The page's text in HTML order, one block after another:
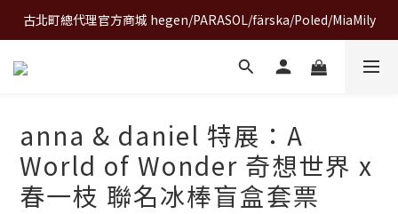
A World of Wonder 奇想世界特展｜套票熱賣中
古北町總代理官方商城 hegen/PARASOL/färska/Poled/MiaMily
A World of Wonder 奇想世界特展｜套票熱賣中
anna & daniel 特展：A
World of Wonder 奇想世界 x
春一枝 聯名冰棒盲盒套票